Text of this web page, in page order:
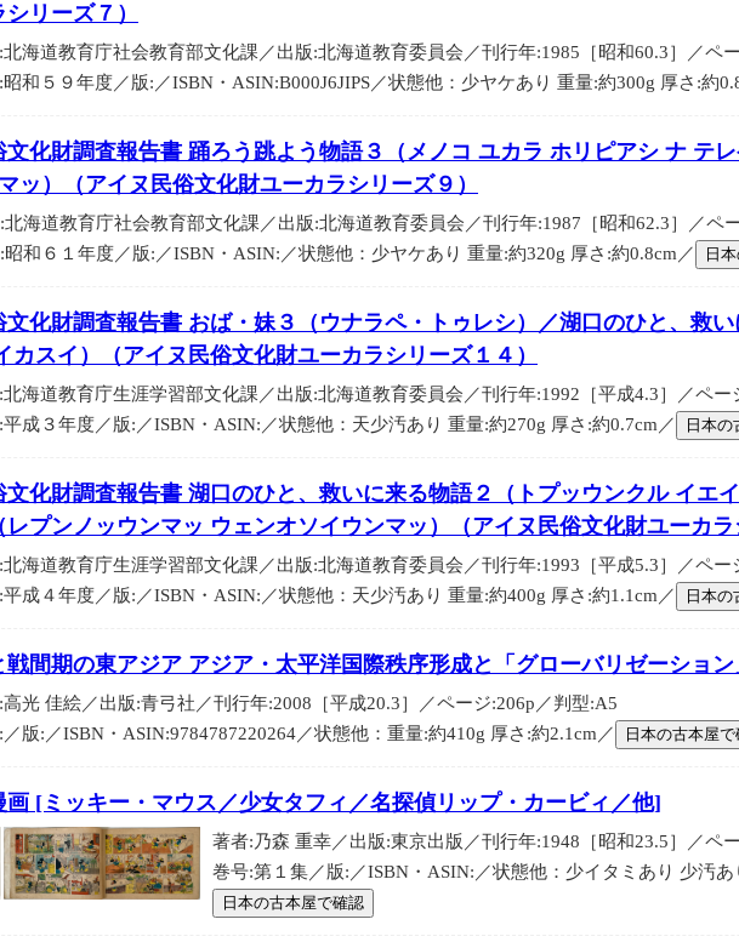
リーズ７）
海道教育庁社会教育部文化課／出版:北海道教育委員会／刊行年:1985［昭和60.3］／ペ
和５９年度／版:／ISBN・ASIN:B000J6JIPS／状態他：少ヤケあり 重量:約300g 厚さ:約
文化財調査報告書 踊ろう跳よう物語３（メノコ ユカラ ホリピアシ ナ テ
ッ）（アイヌ民俗文化財ユーカラシリーズ９）
北海道教育庁社会教育部文化課／出版:北海道教育委員会／刊行年:1987［昭和62.3］／ペ
昭和６１年度／版:／ISBN・ASIN:／状態他：少ヤケあり 重量:約320g 厚さ:約0.8cm／
日
文化財調査報告書 おば・妹３（ウナラペ・トゥレシ）／湖口のひと、救
カスイ）（アイヌ民俗文化財ユーカラシリーズ１４）
海道教育庁生涯学習部文化課／出版:北海道教育委員会／刊行年:1992［平成4.3］／ペー
成３年度／版:／ISBN・ASIN:／状態他：天少汚あり 重量:約270g 厚さ:約0.7cm／
日本の
文化財調査報告書 湖口のひと、救いに来る物語２（トプッウンクル イエ
プンノッウンマッ ウェンオソイウンマッ）（アイヌ民俗文化財ユーカラ
北海道教育庁生涯学習部文化課／出版:北海道教育委員会／刊行年:1993［平成5.3］／ペー
平成４年度／版:／ISBN・ASIN:／状態他：天少汚あり 重量:約400g 厚さ:約1.1cm／
日本の
戦間期の東アジア アジア・太平洋国際秩序形成と「グローバリゼーション
高光 佳絵／出版:青弓社／刊行年:2008［平成20.3］／ページ:206p／判型:A5
版:／ISBN・ASIN:9784787220264／状態他：重量:約410g 厚さ:約2.1cm／
日本の古本屋
画 [ミッキー・マウス／少女タフィ／名探偵リップ・カービィ／他]
著者:乃森 重幸／出版:東京出版／刊行年:1948［昭和23.5］／ペ
巻号:第１集／版:／ISBN・ASIN:／状態他：少イタミあり 少汚
日本の古本屋で確認